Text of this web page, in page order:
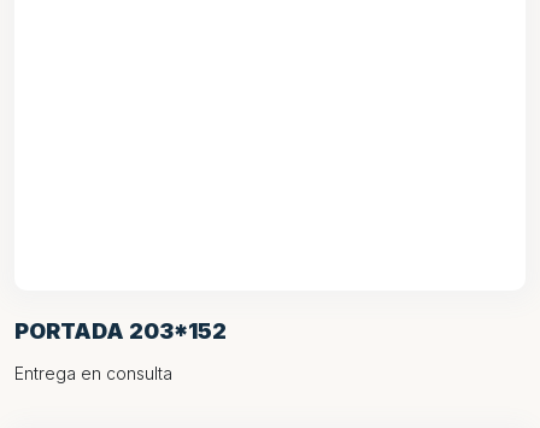
PORTADA 203*152
Entrega en consulta